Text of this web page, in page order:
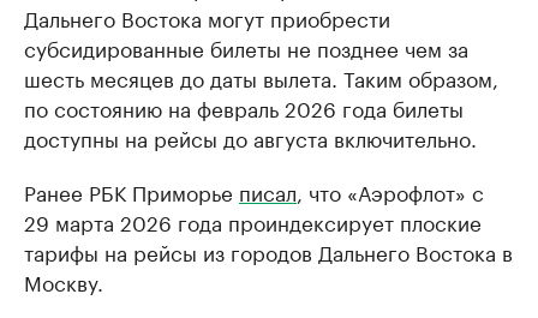
Дальнего Востока могут приобрести
субсидированные билеты не позднее чем за
шесть месяцев до даты вылета. Таким образом,
по состоянию на февраль 2026 года билеты
доступны на рейсы до августа включительно.
Ранее РБК Приморье писал , что «Аэрофлот» с
29 марта 2026 года проиндексирует плоские
тарифы на рейсы из городов Дальнего Востока в
Москву.